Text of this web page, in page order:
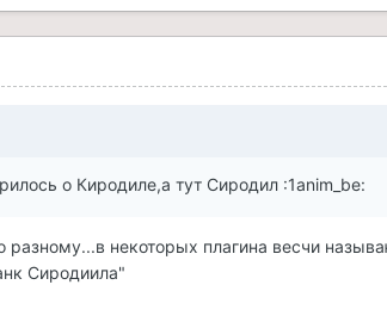
о Киродиле,а тут Сиродил :1anim_be:
некоторых плагина весчи
Сиродиила"